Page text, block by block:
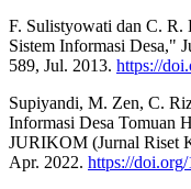
F. Sulistyowati dan C. R.
Sistem Informasi Desa,"
589, Jul. 2013. https://
Supiyandi, M. Zen, C.
Informasi Desa Tomuan
JURIKOM (Jurnal Riset
Apr. 2022. https://